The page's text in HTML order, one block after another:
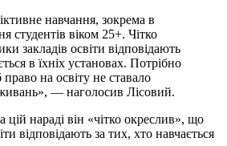
навчання, зокрема в
студентів віком 25+. Чітко
закладів освіти відповідають
в їхніх установах. Потрібно
на освіту не ставало
— наголосив Лісовий.
цій нараді він «чітко окреслив», що
відповідають за тих, хто навчається